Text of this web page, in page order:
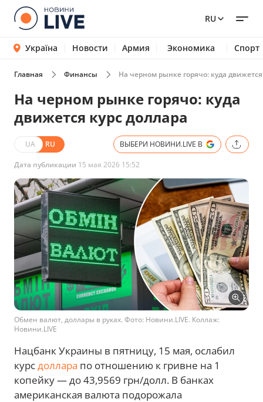
RU
Україна Новости Армия Экономика Спорт
Главная Финансы На черном рынке горячо: куда движется
На черном рынке горячо: куда
движется курс доллара
UA RU ВЫБЕРИ НОВИНИ.LIVE В
Дата публикации 15 мая 2026 15:52
Обмен валют, доллары в руках. Фото: Новини.LIVE. Коллаж:
Новини.LIVE
Нацбанк Украины в пятницу, 15 мая, ослабил
курсдоллара по отношению к гривне на 1
копейку — до 43,9569 грн/долл. В банках
американская валюта подорожала